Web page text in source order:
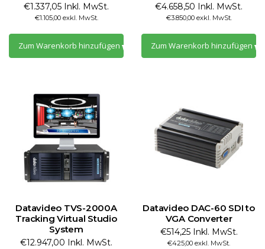
€1.337,05 Inkl. MwSt.
€1.105,00 exkl. MwSt.
Zum Warenkorb hinzufügen
€4.658,50 Inkl. MwSt.
€3.850,00 exkl. MwSt.
Zum Warenkorb hinzufügen
Datavideo TVS-2000A
Tracking Virtual Studio
System
€12.947,00 Inkl. MwSt.
Datavideo DAC-60 SDI to
VGA Converter
€514,25 Inkl. MwSt.
€425,00 exkl. MwSt.